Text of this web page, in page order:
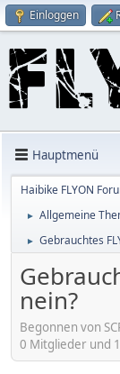
Einloggen
Hauptmenü
Haibike FLYON
► Allgemeine
► Gebrauchtes
nein?
Begonnen von
0 Mitglieder und